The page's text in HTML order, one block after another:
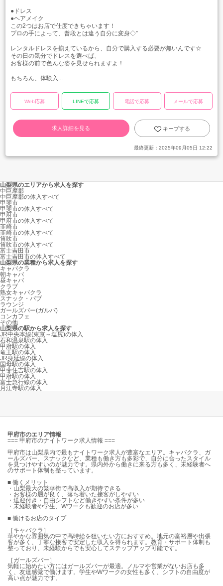
●ドレス
●ヘアメイク
この2つはお店で仕度できちゃいます！
プロの手によって、普段とは違う自分に変身◇”
レンタルドレスを揃えているから、自分で購入する必要が無いんです☆
その日の気分でドレスを選べば、
お客様の前で色んな姿を見せられますよ！
もちろん、体験入...
Web応募 LINEで応募 電話で応募 メールで応募
求人詳細を見る キープする
最終更新： 2025年09月05日 12:22
山梨県のエリアから求人を探す
中巨摩郡
中巨摩郡の体入すべて
甲斐市
甲斐市の体入すべて
甲府市
甲府市の体入すべて
韮崎市
韮崎市の体入すべて
笛吹市
笛吹市の体入すべて
富士吉田市
富士吉田市の体入すべて
山梨県の業種から求人を探す
キャバクラ
朝キャバ
昼キャバ
クラブ
熟女キャバクラ
スナック・パブ
ラウンジ
ガールズバー(ガルバ)
コンカフェ
その他
山梨県の駅から求人を探す
JR中央本線(東京～塩尻)の体入
石和温泉駅の体入
甲府駅の体入
竜王駅の体入
JR身延線の体入
国母駅の体入
甲斐住吉駅の体入
甲府駅の体入
富士急行線の体入
月江寺駅の体入
甲府市のエリア情報
=== 甲府市のナイトワーク求人情報 ===
甲府市は山梨県内で最もナイトワーク求人が豊富なエリア。キャバクラ、ガ
ールズバー、スナックなど、業種も働き方も多彩で、自分に合ったスタイル
を見つけやすいのが魅力です。県内外から働きに来る方も多く、未経験者へ
のサポート体制も整っています。
■ 働くメリット
・山梨最大の繁華街で高収入が期待できる
・お客様の層が良く、落ち着いた接客がしやすい
・送迎付き・自由シフトなど働きやすい条件が多い
・未経験者や学生、Wワークも歓迎のお店が多い
■ 働けるお店のタイプ
［キャバクラ］
華やかな雰囲気の中で高時給を狙いたい方におすすめ。地元の富裕層や出張
客が多く、丁寧な接客で安定した収入を得られます。教育・サポート体制も
整っており、未経験からでも安心してステップアップ可能です。
［ガールズバー］
気軽に始めたい方にはガールズバーが最適。ノルマや営業がないお店も多
く、友達感覚で働けます。学生やWワークの女性も多く、シフトの自由度が
高い点が魅力です。